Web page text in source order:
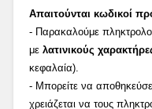
Απαιτούνται κωδικοί
- Παρακαλούμε
με λατινικούς
κεφαλαία).
- Μπορείτε να
χρειάζεται να τους